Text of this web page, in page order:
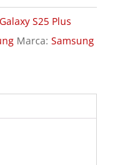
S25 Plus
Marca: Samsung